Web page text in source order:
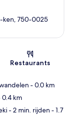
ken, 750-0025
Restaurants
- 0.0 km
0.4 km
- 2 min. rijden- 1.7